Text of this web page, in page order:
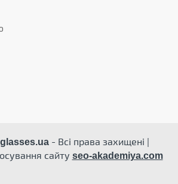
glasses.ua - Всі права захищені |
сайту seo-akademiya.com